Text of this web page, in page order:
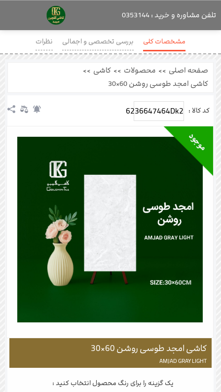
مشخصات کلی بررسی تخصصی و اجمالی نظرات
صفحه اصلی >> محصولات >> کاشی >>
کاشی امجد طوسی روشن 60×30
کد کالا : 6236647464Dk2
کاشی امجد طوسی روشن 60×30
AMJAD GRAY LIGHT
یک گزینه را برای رنگ محصول انتخاب کنید :
تلفن مشاوره و خرید : 0353144